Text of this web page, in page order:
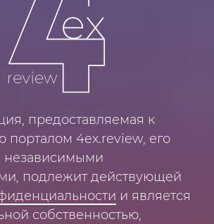
предоставляемая к
порталом 4ex.review, его
независимыми
подлежит действующей
и является
собственностью,